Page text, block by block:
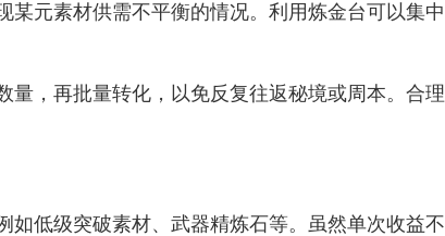
某元素材供需不平衡的情况。利用炼金台可以集中
量，再批量转化，以免反复往返秘境或周本。合理
如低级突破素材、武器精炼石等。虽然单次收益不